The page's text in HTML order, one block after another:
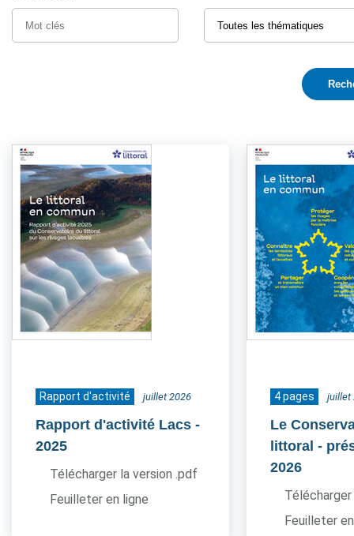
Rapport d'activité juillet 2026
Rapport d'activité Lacs -
2025
Télécharger la version .pdf
Feuilleter en ligne
4 pages juillet
Le
littoral -
2026
Feuilleter